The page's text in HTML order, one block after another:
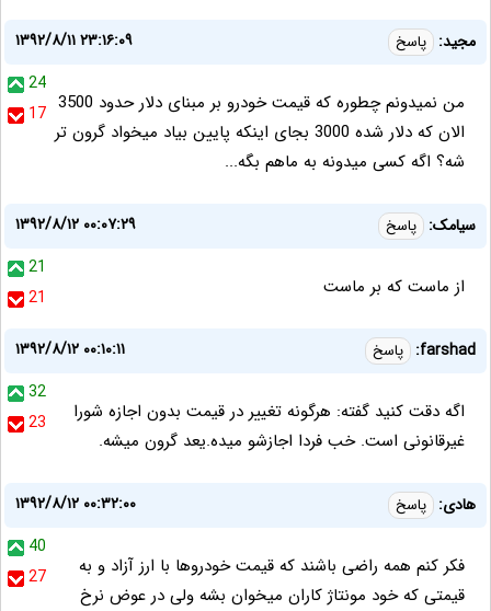
مجید: پاسخ
۱۳۹۲/۸/۱۱ ۲۳:۱۶:۰۹
24
17 من نمیدونم چطوره که قیمت خودرو بر مبنای دلار حدود 3500
الان که دلار شده 3000 بجای اینکه پایین بیاد میخواد گرون تر
شه؟ اگه کسی میدونه به ماهم بگه...
سیامک: پاسخ
۱۳۹۲/۸/۱۲ ۰۰:۰۷:۲۹
21
21
از ماست که بر ماست
farshad: پاسخ
۱۳۹۲/۸/۱۲ ۰۰:۱۰:۱۱
32
23
اگه دقت کنید گفته: هرگونه تغییر در قیمت بدون اجازه شورا
غیرقانونی است. خب فردا اجازشو میده.یعد گرون میشه.
هادی: پاسخ
۱۳۹۲/۸/۱۲ ۰۰:۳۲:۰۰
40
27
فکر کنم همه راضی باشند که قیمت خودروها با ارز آزاد و به
قیمتی که خود مونتاژ کاران میخوان بشه ولی در عوض نرخ